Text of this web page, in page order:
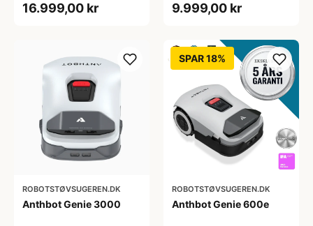
16.999,00 kr 9.999,00 kr
ROBOTSTØVSUGEREN.DK
Anthbot Genie 3000
SPAR 18%
ROBOTSTØVSUGEREN.DK
Anthbot Genie 600e